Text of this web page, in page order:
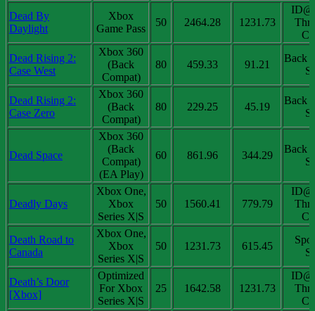
Dead By
Daylight
Xbox
Game Pass
50 2464.28 1231.73
Dead Rising 2:
Case West
Xbox 360
(Back
Compat)
80 459.33 91.21
Back
Dead Rising 2:
Case Zero
Xbox 360
(Back
Compat)
80 229.25 45.19
Back
Dead Space
Xbox 360
(Back
Compat)
(EA Play)
60 861.96 344.29
Back
Deadly Days
Xbox One,
Xbox
Series X|S
50 1560.41 779.79
Death Road to
Canada
Xbox One,
Xbox
Series X|S
50 1231.73 615.45
Death’s Door
[Xbox]
Optimized
For Xbox
Series X|S
25 1642.58 1231.73